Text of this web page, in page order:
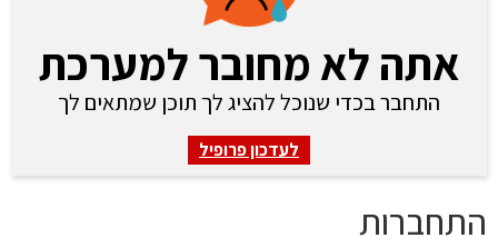
אתה לא מחובר למערכת
התחבר בכדי שנוכל להציג לך תוכן שמתאים לך
לעדכון פרופיל
התחברות